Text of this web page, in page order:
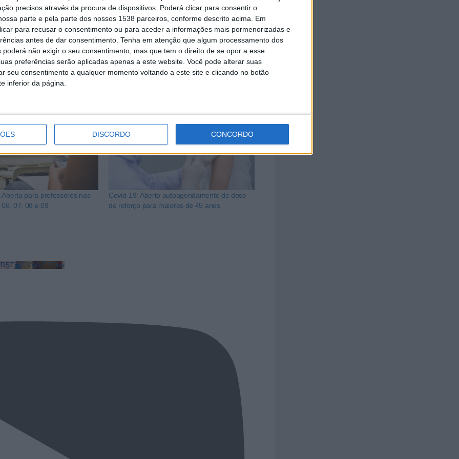
precisos através da procura de dispositivos. Poderá clicar para consentir o
parte e pela parte dos nossos 1538 parceiros, conforme descrito acima. Em
para recusar o consentimento ou para aceder a informações mais pormenorizadas e
antes de dar consentimento. Tenha em atenção que algum processamento dos
poderá não exigir o seu consentimento, mas que tem o direito de se opor a esse
preferências serão aplicadas apenas a este website. Você pode alterar suas
seu consentimento a qualquer momento voltando a este site e clicando no botão
inferior da página.
DISCORDO CONCORDO
serão utilizados principalmente para detetar surtos de
deverão ser encarados como testes de primeira linha.
Aberta para professores nas
07, 08 e 09
Covid-19: Aberto autoagendamento de dose
de reforço para maiores de 45 anos